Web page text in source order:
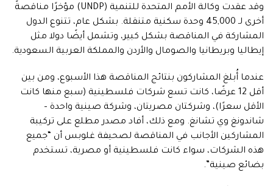
وقد عقدت وكالة الأمم المتحدة للتنمية (UNDP) مؤخرًا مناقصةً
أخرى لـ 45,000 وحدة سكنية متنقلة. بشكل عام، تتنوع الدول
المشاركة في المناقصة بشكل كبير، وتشمل أيضًا دولا مثل
إيطاليا وبريطانيا والصومال والأردن والمملكة العربية السعودية.
عندما أُبلغ المشاركون بنتائج المناقصة هذا الأسبوع، ومن بين
أقل 12 عرضًا، كانت تسع شركات فلسطينية (سبع منها كانت
الأقل سعرًا)، وشركتان مصريتان، وشركة صينية واحدة –
شاندونغ وي تشانغ. ومع ذلك، أفاد مصدر مطلع على تركيبة
المشاركين الأجانب في المناقصة لصحيفة غلوبس أن “جميع
هذه الشركات، سواء كانت فلسطينية أو مصرية، تستخدم
بضائع صينية”.